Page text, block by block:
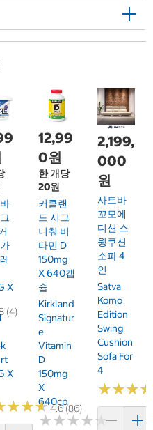
(4)
X
X
★★★
★★★4.6 (86)
12,99
0원
한 개당
20원
커클랜
드 시그
니춰 비
타민 D
150mg
X 640캡
슐
Kirkland
Signatur
E
Vitamin
D
150mg
X
640cp
★★★★★
★★★★★
2,199,
000
원
사트바
꼬모에
디션 스
윙쿠션
소파 4
인
Satva
Komo
Edition
Swing
Cushion
Sofa For
4
★★★
★★★